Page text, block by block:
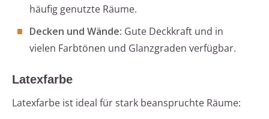
häufig genutzte Räume.
Decken und Wände: Gute Deckkraft und in
vielen Farbtönen und Glanzgraden verfügbar.
Latexfarbe
Latexfarbe ist ideal für stark beanspruchte Räume: